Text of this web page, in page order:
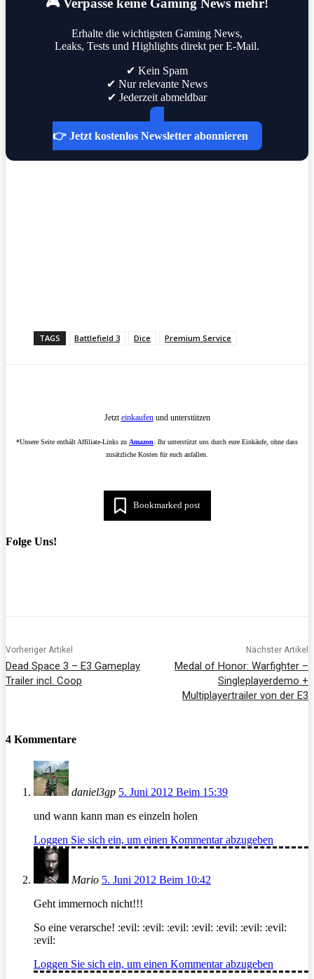
🎮 Verpasse keine Gaming News mehr!
Erhalte die wichtigsten Gaming News,
Leaks, Tests und Highlights direkt per E-Mail.
✔ Kein Spam
✔ Nur relevante News
✔ Jederzeit abmeldbar
👉 Jetzt kostenlos Newsletter abonnieren
TAGS Battlefield 3 Dice Premium Service
Jetzteinkaufenund unterstützen
*Unsere Seite enthält Affiliate-Links zu Amazon . Ihr unterstützt uns durch eure Einkäufe, ohne dass
zusätzliche Kosten für euch anfallen.
Bookmarked post
Folge Uns!
Vorheriger Artikel
Dead Space 3 – E3 Gameplay
Trailer incl. Coop
Nächster Artikel
Medal of Honor: Warfighter –
Singleplayerdemo +
Multiplayertrailer von der E3
4 Kommentare
daniel3gp 5. Juni 2012 Beim 15:39
und wann kann man es einzeln holen
Loggen Sie sich ein, um einen Kommentar abzugeben
Mario 5. Juni 2012 Beim 10:42
Geht immernoch nicht!!!
So eine verarsche! :evil: :evil: :evil: :evil: :evil: :evil: :evil:
:evil:
Loggen Sie sich ein, um einen Kommentar abzugeben